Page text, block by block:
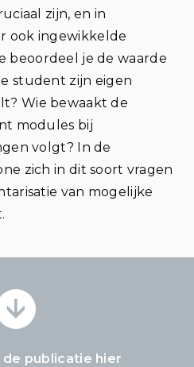
zijn, en in
ook ingewikkelde
beoordeel je de waarde
student zijn eigen
Wie bewaakt de
modules bij
volgt? In de
zich in dit soort vragen
van mogelijke
de publicatie hier